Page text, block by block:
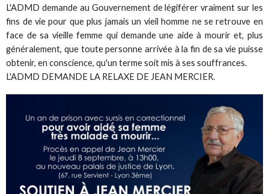
L'ADMD demande au Gouvernement de légiférer vraiment sur les
fins de vie pour que plus jamais un vieil homme ne se retrouve en
face de sa vieille femme qui demande une aide à mourir et, plus
généralement, que toute personne arrivée à la fin de sa vie puisse
obtenir, en conscience, qu'un terme soit mis à ses souffrances.
L'ADMD DEMANDE LA RELAXE DE JEAN MERCIER.